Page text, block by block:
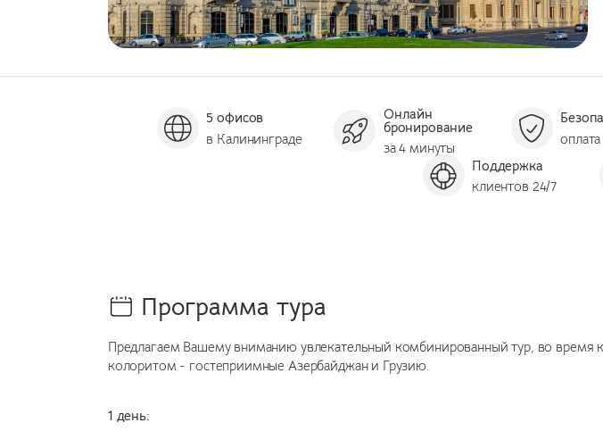
5 офисов
в Калининграде
Онлайн
бронирование
за 4 минуты
оплата
Поддержка
клиентов 24/7
Программа тура
Предлагаем Вашему вниманию увлекательный комбинированный тур, во время
колоритом - гостеприимные Азербайджан и Грузию.
1 день: